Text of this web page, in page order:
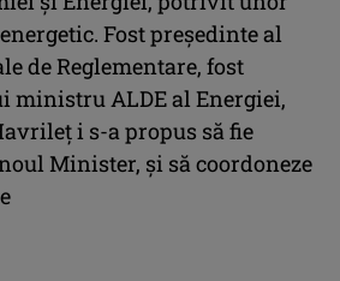
Fost preşedinte al
de Reglementare, fost
ministru ALDE al Energiei,
i s-a propus să fie
Minister, şi să coordoneze